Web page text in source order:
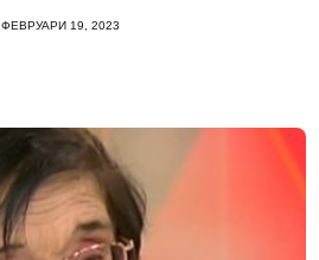
ФЕВРУАРИ 19, 2023